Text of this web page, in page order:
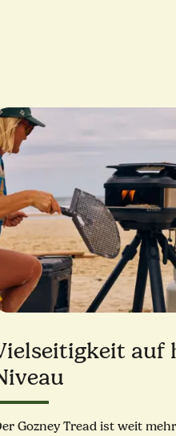
auf
Gozney Tread ist weit